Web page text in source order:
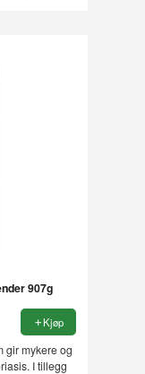
907g
Kjøp
gir mykere og
I tillegg